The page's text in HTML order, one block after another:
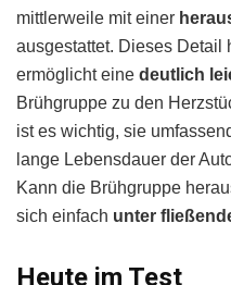
mittlerweile mit einer
ausgestattet. Dieses Detail
ermöglicht eine deutlich
Brühgruppe zu den
ist es wichtig, sie
lange Lebensdauer der
Kann die Brühgruppe
sich einfach unter
Heute im Test